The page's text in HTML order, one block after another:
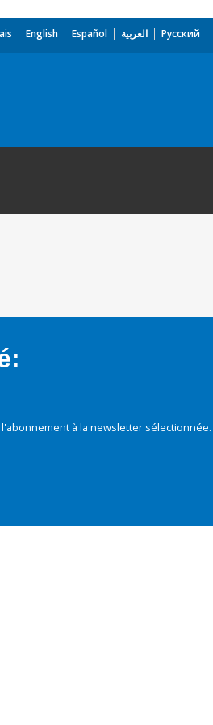
English Español العربية Русский
à la newsletter sélectionnée.